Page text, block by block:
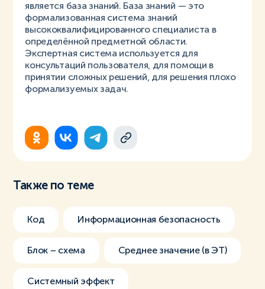
является база знаний. База знаний — это
формализованная система знаний
высококвалифицированного специалиста в
определённой предметной области.
Экспертная система используется для
консультаций пользователя, для помощи в
принятии сложных решений, для решения плохо
формализуемых задач.
Также по теме
Код Информационная безопасность
Блок – схема Среднее значение (в ЭТ)
Системный эффект